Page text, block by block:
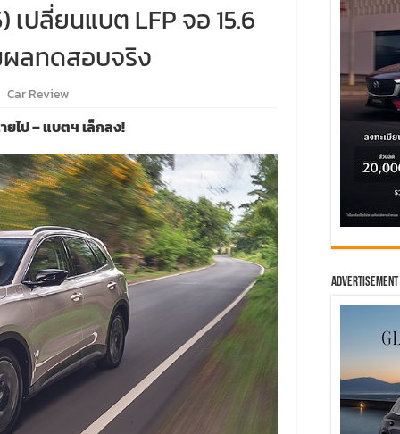
เปลี่ยนแบต LFP จอ 15.6
ลทดสอบจริง
Car Review
ยไป – แบตฯ เล็กลง!
Advertisement